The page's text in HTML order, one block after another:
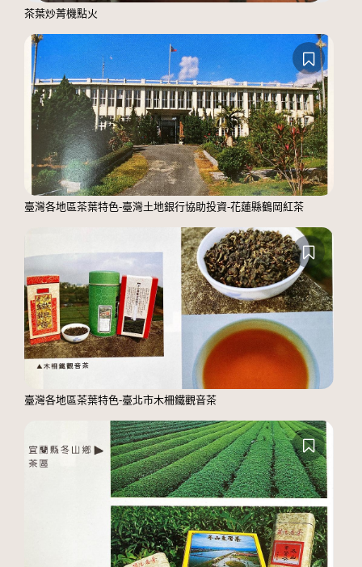
茶葉炒菁機點火
臺灣各地區茶葉特色-臺灣土地銀行協助投資-花蓮縣鶴岡紅茶
臺灣各地區茶葉特色-臺北市木柵鐵觀音茶